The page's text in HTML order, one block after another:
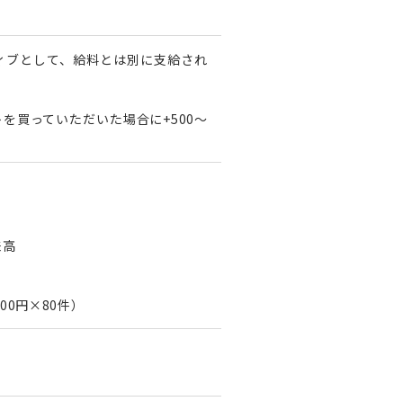
として、給料とは別に支給され
買っていただいた場合に+500〜
円×80件）